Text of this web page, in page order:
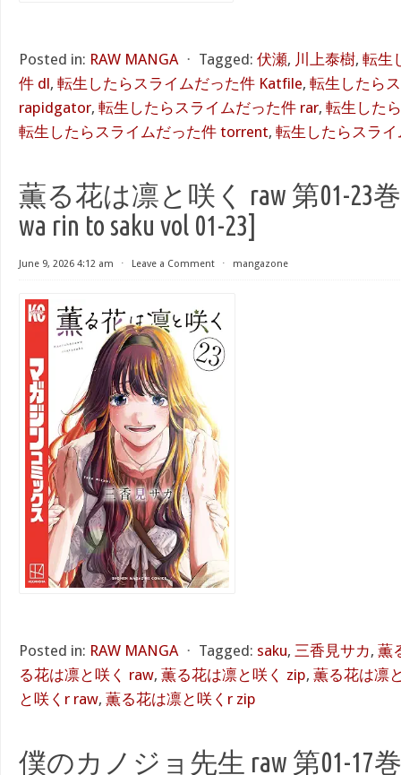
Posted in: RAW MANGA ⋅ Tagged: 伏瀬, 川上泰樹, 転生
件 dl, 転生したらスライムだった件 Katfile, 転生したら
rapidgator, 転生したらスライムだった件 rar, 転生した
転生したらスライムだった件 torrent, 転生したらスラ
薫る花は凛と咲く raw 第01-23巻
wa rin to saku vol 01-23]
June 9, 2026 4:12 am ⋅ Leave a Comment ⋅ mangazone
Posted in: RAW MANGA ⋅ Tagged: saku, 三香見サカ, 薫
る花は凛と咲く raw, 薫る花は凛と咲く zip, 薫る花は凛
と咲くr raw, 薫る花は凛と咲くr zip
僕のカノジョ先生 raw 第01-17巻